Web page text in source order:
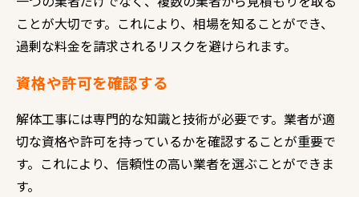
ことが大切です。これにより、相場を知ることができ、
過剰な料金を請求されるリスクを避けられます。
資格や許可を確認する
解体工事には専門的な知識と技術が必要です。業者が適
切な資格や許可を持っているかを確認することが重要で
す。これにより、信頼性の高い業者を選ぶことができま
す。